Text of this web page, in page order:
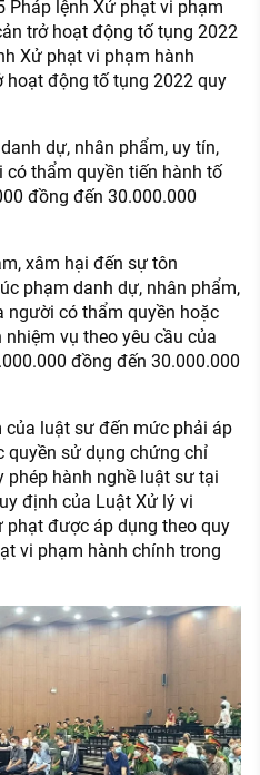
Pháp lệnh Xử phạt vi phạm
trở hoạt động tố tụng 2022
Xử phạt vi phạm hành
động tố tụng 2022 quy
dự, nhân phẩm, uy tín,
thẩm quyền tiến hành tố
đồng đến 30.000.000
xâm hại đến sự tôn
phạm danh dự, nhân phẩm,
người có thẩm quyền hoặc
vụ theo yêu cầu của
đồng đến 30.000.000
luật sư đến mức phải áp
sử dụng chứng chỉ
phép hành nghề luật sư tại
định của Luật Xử lý vi
được áp dụng theo quy
vi phạm hành chính trong